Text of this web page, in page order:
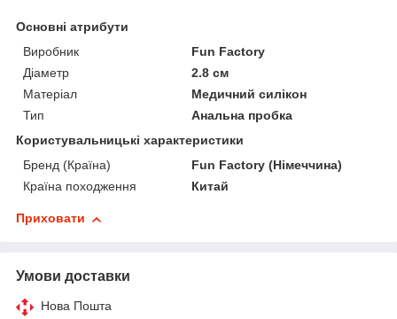
Основні атрибути
Виробник
Fun Factory
Діаметр
2.8 см
Матеріал
Медичний силікон
Тип
Анальна пробка
Користувальницькі характеристики
Бренд (Країна)
Fun Factory (Німеччина)
Країна походження
Китай
Приховати
Умови доставки
Нова Пошта